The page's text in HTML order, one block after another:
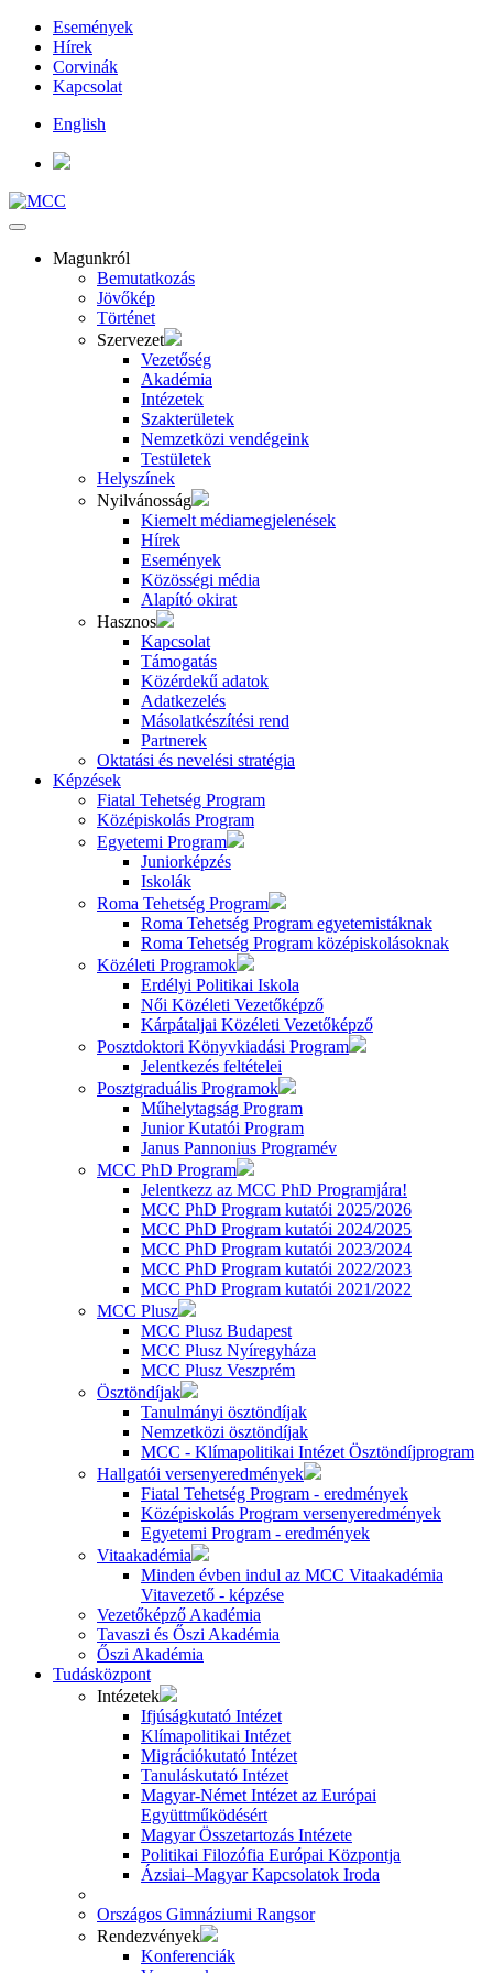
Események
Hírek
Corvinák
Kapcsolat
English
Magunkról
Bemutatkozás
Jövőkép
Történet
Szervezet
Vezetőség
Akadémia
Intézetek
Szakterületek
Nemzetközi vendégeink
Testületek
Helyszínek
Nyilvánosság
Kiemelt médiamegjelenések
Hírek
Események
Közösségi média
Alapító okirat
Hasznos
Kapcsolat
Támogatás
Közérdekű adatok
Adatkezelés
Másolatkészítési rend
Partnerek
Oktatási és nevelési stratégia
Képzések
Fiatal Tehetség Program
Középiskolás Program
Egyetemi Program
Juniorképzés
Iskolák
Roma Tehetség Program
Roma Tehetség Program egyetemistáknak
Roma Tehetség Program középiskolásoknak
Közéleti Programok
Erdélyi Politikai Iskola
Női Közéleti Vezetőképző
Kárpátaljai Közéleti Vezetőképző
Posztdoktori Könyvkiadási Program
Jelentkezés feltételei
Posztgraduális Programok
Műhelytagság Program
Junior Kutatói Program
Janus Pannonius Programév
MCC PhD Program
Jelentkezz az MCC PhD Programjára!
MCC PhD Program kutatói 2025/2026
MCC PhD Program kutatói 2024/2025
MCC PhD Program kutatói 2023/2024
MCC PhD Program kutatói 2022/2023
MCC PhD Program kutatói 2021/2022
MCC Plusz
MCC Plusz Budapest
MCC Plusz Nyíregyháza
MCC Plusz Veszprém
Ösztöndíjak
Tanulmányi ösztöndíjak
Nemzetközi ösztöndíjak
MCC - Klímapolitikai Intézet Ösztöndíjprogram
Hallgatói versenyeredmények
Fiatal Tehetség Program - eredmények
Középiskolás Program versenyeredmények
Egyetemi Program - eredmények
Vitaakadémia
Minden évben indul az MCC Vitaakadémia
Vitavezető - képzése
Vezetőképző Akadémia
Tavaszi és Őszi Akadémia
Őszi Akadémia
Tudásközpont
Intézetek
Ifjúságkutató Intézet
Klímapolitikai Intézet
Migrációkutató Intézet
Tanuláskutató Intézet
Magyar-Német Intézet az Európai
Együttműködésért
Magyar Összetartozás Intézete
Politikai Filozófia Európai Központja
Ázsiai–Magyar Kapcsolatok Iroda
Országos Gimnáziumi Rangsor
Rendezvények
Konferenciák